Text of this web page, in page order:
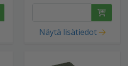
Näytä lisätiedot